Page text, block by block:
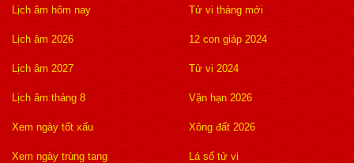
Lịch âm hôm nay
Lịch âm 2026
Lịch âm 2027
Lịch âm tháng 8
Xem ngày tốt xấu
Xem ngày trùng tang
Tử vi tháng mới
12 con giáp 2024
Tử vi 2024
Vận hạn 2026
Xông đất 2026
Lá số tử vi